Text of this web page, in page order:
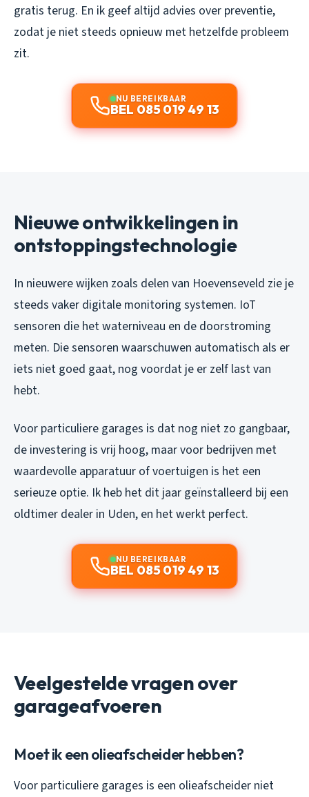
gratis terug. En ik geef altijd advies over preventie,
zodat je niet steeds opnieuw met hetzelfde probleem
zit.
NU BEREIKBAAR
BEL 085 019 49 13
Nieuwe ontwikkelingen in
ontstoppingstechnologie
In nieuwere wijken zoals delen van Hoevenseveld zie je
steeds vaker digitale monitoring systemen. IoT
sensoren die het waterniveau en de doorstroming
meten. Die sensoren waarschuwen automatisch als er
iets niet goed gaat, nog voordat je er zelf last van
hebt.
Voor particuliere garages is dat nog niet zo gangbaar,
de investering is vrij hoog, maar voor bedrijven met
waardevolle apparatuur of voertuigen is het een
serieuze optie. Ik heb het dit jaar geïnstalleerd bij een
oldtimer dealer in Uden, en het werkt perfect.
NU BEREIKBAAR
BEL 085 019 49 13
Veelgestelde vragen over
garageafvoeren
Moet ik een olieafscheider hebben?
Voor particuliere garages is een olieafscheider niet